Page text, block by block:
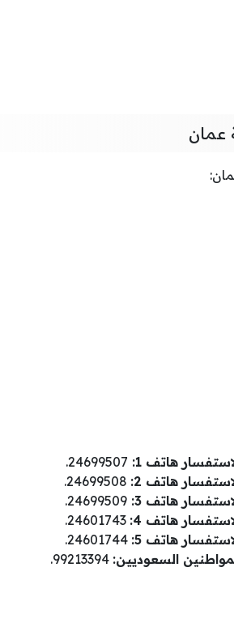
عمان
هاتف 1:
24699507.
هاتف 2:
هاتف 3:
24699509.
هاتف 4:
هاتف 5:
السعوديين: